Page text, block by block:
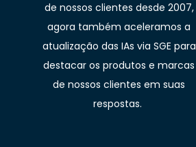
de nossos clientes desde 2007,
agora também aceleramos a
atualização das IAs via SGE para
destacar os produtos e marcas
de nossos clientes em suas
respostas.